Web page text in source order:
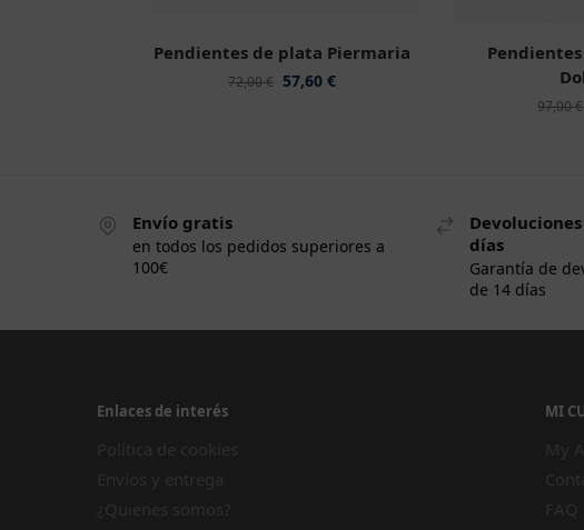
Pendientes de plata Piermaria
72,00€ 57,60 €
97,00€
Envío gratis
en todos los pedidos superiores a
100€
días
Garantía de
de 14 días
Enlaces de interés MI